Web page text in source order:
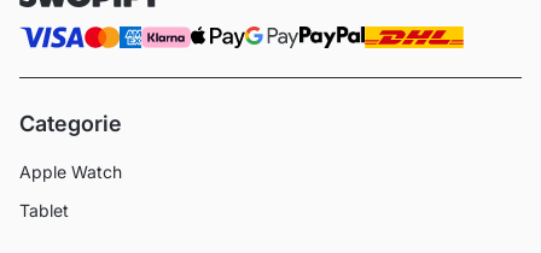
Categorie
Apple Watch
Tablet